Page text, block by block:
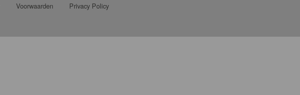
Voorwaarden Privacy Policy